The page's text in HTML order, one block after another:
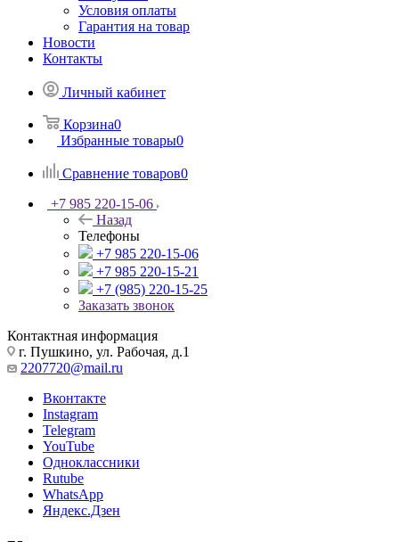
Условия оплаты
Гарантия на товар
Новости
Контакты
Личный кабинет
Корзина0
Избранные товары0
Сравнение товаров0
+7 985 220-15-06
Назад
Телефоны
+7 985 220-15-06
+7 985 220-15-21
+7 (985) 220-15-25
Заказать звонок
Контактная информация
г. Пушкино, ул. Рабочая, д.1
2207720@mail.ru
Вконтакте
Instagram
Telegram
YouTube
Одноклассники
Rutube
WhatsApp
Яндекс.Дзен